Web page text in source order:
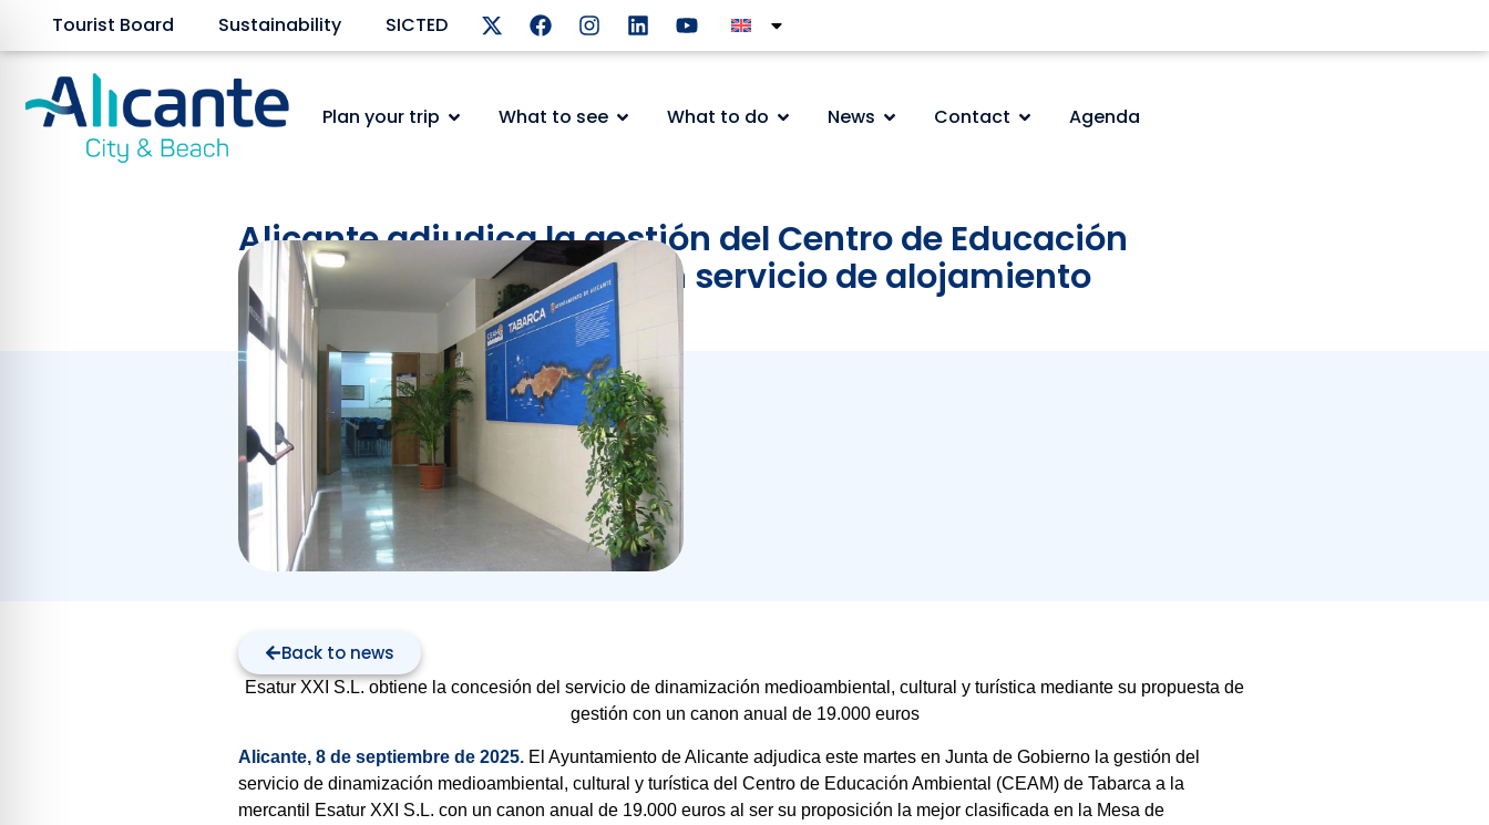
Tourist Board Sustainability SICTED
Plan your trip What to see What to do News Contact Agenda
Alicante adjudica la gestión del Centro de Educación
Ambiental de Tabarca con servicio de alojamiento
September 9, 2025
Back to news
Esatur XXI S.L. obtiene la concesión del servicio de dinamización medioambiental, cultural y turística mediante su propuesta de
gestión con un canon anual de 19.000 euros
Alicante, 8 de septiembre de 2025. El Ayuntamiento de Alicante adjudica este martes en Junta de Gobierno la gestión del
servicio de dinamización medioambiental, cultural y turística del Centro de Educación Ambiental (CEAM) de Tabarca a la
mercantil Esatur XXI S.L. con un canon anual de 19.000 euros al ser su proposición la mejor clasificada en la Mesa de